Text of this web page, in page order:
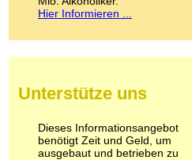
Metamphetamin
Methadon
Pilze
Psychopharmaka
Schlafmittel
Schmerzmittel
Hier Informieren ...
Unterstütze uns
Dieses Informationsangebot
benötigt Zeit und Geld, um
ausgebaut und betrieben zu